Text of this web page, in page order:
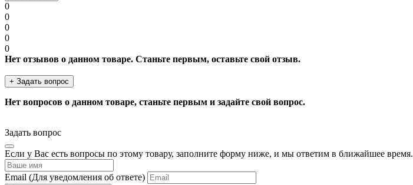
0
0
0
0
0
Нет отзывов о данном товаре. Станьте первым, оставьте свой отзыв.
+ Задать вопрос
Нет вопросов о данном товаре, станьте первым и задайте свой вопрос.
Задать вопрос
Если у Вас есть вопросы по этому товару, заполните форму ниже, и мы ответим в ближайшее время.
Email (Для уведомления об ответе)